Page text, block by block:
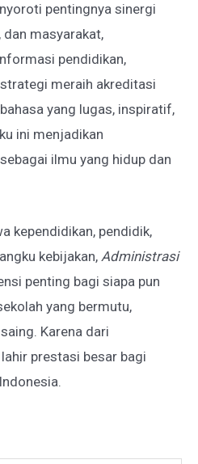
pentingnya sinergi
dan masyarakat,
pendidikan,
meraih akreditasi
yang lugas, inspiratif,
ini menjadikan
ilmu yang hidup dan
kependidikan, pendidik,
kebijakan, Administrasi
penting bagi siapa pun
yang bermutu,
Karena dari
prestasi besar bagi